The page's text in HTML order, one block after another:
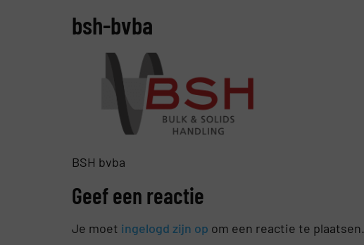
bsh-bvba
BSH bvba
Geef een reactie
Je moet ingelogd zijn op om een reactie te plaatsen.